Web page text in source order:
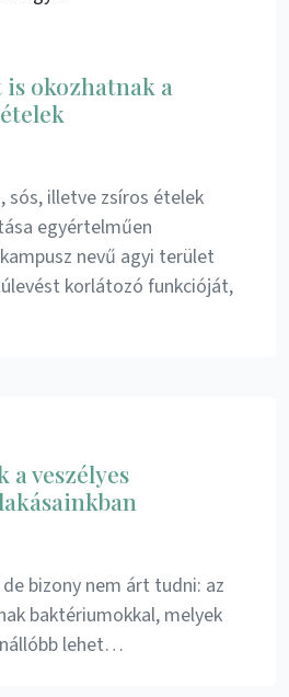
okozhatnak a
sós, illetve zsíros ételek
egyértelműen
nevű agyi terület
korlátozó funkcióját,
a veszélyes
bizony nem árt tudni: az
baktériumokkal, melyek
lehet…